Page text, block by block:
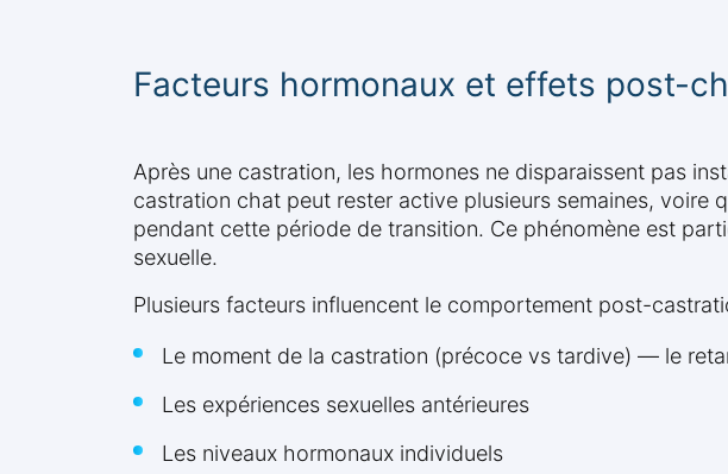
Facteurs hormonaux et effets post-
Après une castration, les hormones ne disparaissent pas
castration chat peut rester active plusieurs semaines, voire
pendant cette période de transition. Ce phénomène est
sexuelle.
Plusieurs facteurs influencent le comportement post-
Le moment de la castration (précoce vs tardive) — le
Les expériences sexuelles antérieures
Les niveaux hormonaux individuels